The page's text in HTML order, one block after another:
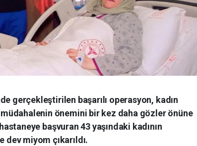
gerçekleştirilen başarılı operasyon, kadın
müdahalenin önemini bir kez daha gözler önüne
başvuran 43 yaşındaki kadının
miyom çıkarıldı.